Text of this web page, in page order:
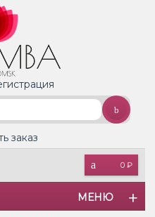
0 ₽
заказ
МЕНЮ